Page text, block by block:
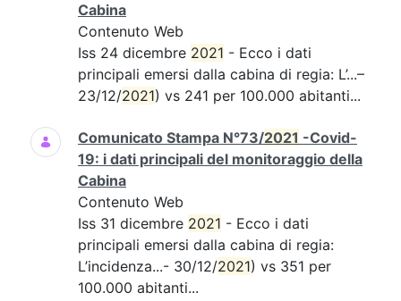
Cabina
Contenuto Web
Iss 24 dicembre 2021 - Ecco i dati
principali emersi dalla cabina di regia: L’...–
23/12/2021) vs 241 per 100.000 abitanti...
Comunicato Stampa N°73/2021 -Covid-
19: i dati principali del monitoraggio della
Cabina
Contenuto Web
Iss 31 dicembre 2021 - Ecco i dati
principali emersi dalla cabina di regia:
L’incidenza...- 30/12/2021) vs 351 per
100.000 abitanti...